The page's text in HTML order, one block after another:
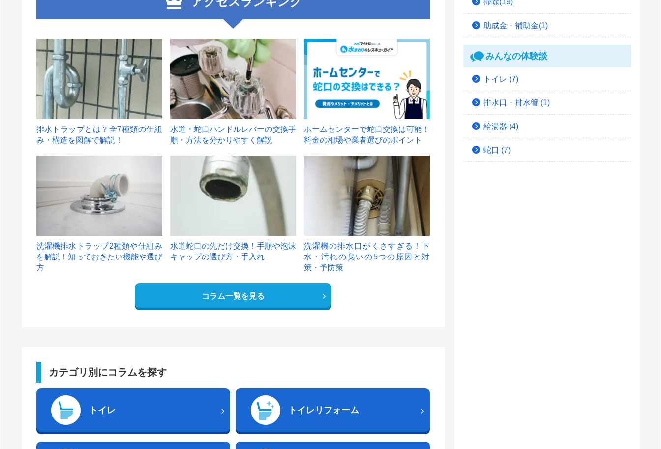
1
排水トラップとは？全7種類の仕組
み・構造を図解で解説！
2
水道・蛇口ハンドルレバーの交換手
順・方法を分かりやすく解説
ホームセンターで蛇口交換は可能！
料金の相場や業者選びのポイント
洗濯機排水トラップ2種類や仕組み
を解説！知っておきたい機能や選び
方
水道蛇口の先だけ交換！手順や泡沫
キャップの選び方・手入れ
洗濯機の排水口がくさすぎる！下
水・汚れの臭いの5つの原因と対
策・予防策
コラム一覧を見る
カテゴリ別にコラムを探す
トイレ トイレリフォーム
助成金・補助金(1)
みんなの体験談
トイレ (7)
排水口・排水管 (1)
給湯器 (4)
蛇口 (7)